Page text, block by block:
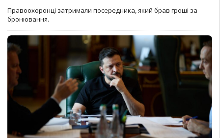
Правоохоронці затримали посередника, який брав гроші за
бронювання.